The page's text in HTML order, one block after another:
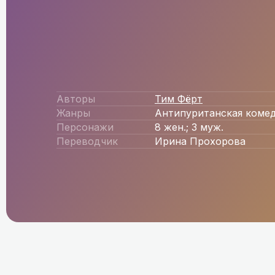
Авторы
Тим Фёрт
Жанры
Антипуританская
Персонажи
8 жен.; 3 муж.
Переводчик
Ирина Прохорова